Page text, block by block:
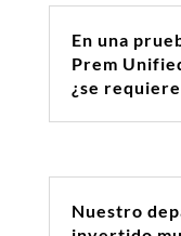
En una
Prem
¿se
Nuestro